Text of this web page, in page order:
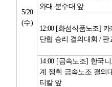
5/20
(수)
와대 분수대 앞
12:00 [화섬식품노조] 카
단협 승리 결의대회 / 판
14:00 [금속노조] 한국
계 쟁취 금속노조 결의
티칼 앞